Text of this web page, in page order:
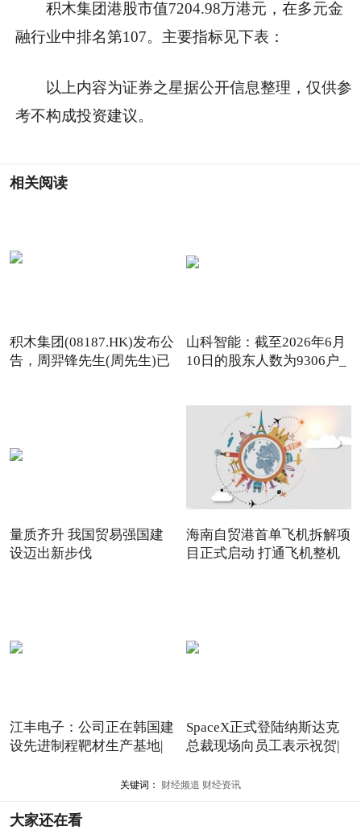
积木集团港股市值7204.98万港元，在多元金
融行业中排名第107。主要指标见下表：
以上内容为证券之星据公开信息整理，仅供参
考不构成投资建议。
相关阅读
积木集团(08187.HK)发布公
告，周羿锋先生(周先生)已
山科智能：截至2026年6月
10日的股东人数为9306户_
量质齐升 我国贸易强国建
设迈出新步伐
海南自贸港首单飞机拆解项
目正式启动 打通飞机整机
江丰电子：公司正在韩国建
设先进制程靶材生产基地|
SpaceX正式登陆纳斯达克
总裁现场向员工表示祝贺|
关键词： 财经频道 财经资讯
大家还在看